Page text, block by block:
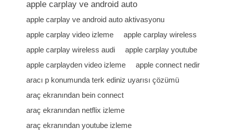
apple carplay ve android auto
apple carplay ve android auto aktivasyonu
apple carplay video izleme
apple carplay wireless
apple carplay wireless audi
apple carplay youtube
apple carplayden video izleme
apple connect nedir
aracı p konumunda terk ediniz uyarısı çözümü
araç ekranından bein connect
araç ekranından netflix izleme
araç ekranından youtube izleme